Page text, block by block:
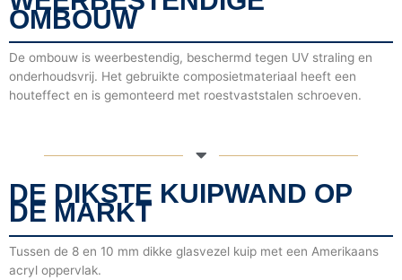
OMBOUW
De ombouw is weerbestendig, beschermd tegen UV straling en
onderhoudsvrij. Het gebruikte composietmateriaal heeft een
houteffect en is gemonteerd met roestvaststalen schroeven.
DE DIKSTE KUIPWAND OP
DE MARKT
Tussen de 8 en 10 mm dikke glasvezel kuip met een Amerikaans
acryl oppervlak.